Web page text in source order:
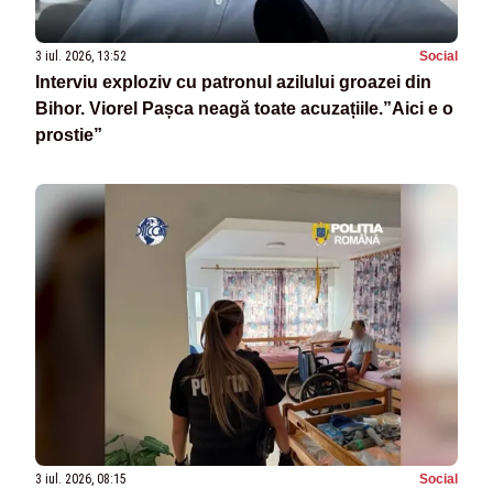
3 iul. 2026, 13:52 Social
Interviu exploziv cu patronul azilului groazei din
Bihor. Viorel Pașca neagă toate acuzațiile.”Aici e o
prostie”
3 iul. 2026, 08:15 Social